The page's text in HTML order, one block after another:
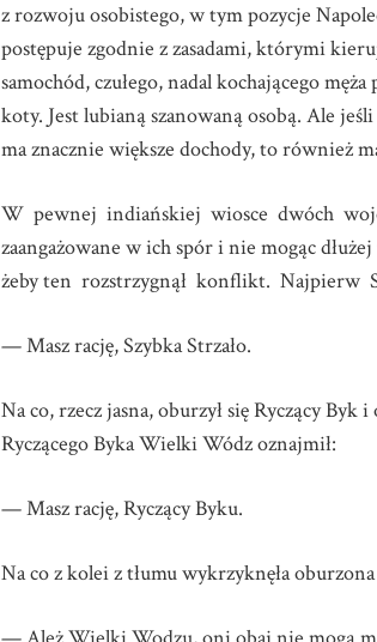
z rozwoju osobistego, w tym pozycje
postępuje zgodnie z zasadami, którymi
samochód, czułego, nadal kochającego
koty. Jest lubianą szanowaną osobą. Ale
ma znacznie większe dochody, to również
W pewnej indiańskiej wiosce dwóch
zaangażowane w ich spór i nie mogąc
żeby ten rozstrzygnął konflikt. Najpierw
— Masz rację, Szybka Strzało.
Na co, rzecz jasna, oburzył się Ryczący
Ryczącego Byka Wielki Wódz oznajmił:
— Masz rację, Ryczący Byku.
Na co z kolei z tłumu wykrzyknęła